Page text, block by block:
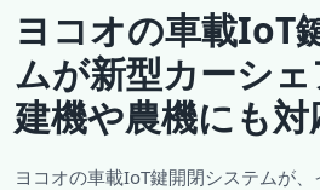
ヨコオの車載IoT
ムが新型カーシェ
建機や農機にも対
ヨコオの車載IoT鍵開閉システムが